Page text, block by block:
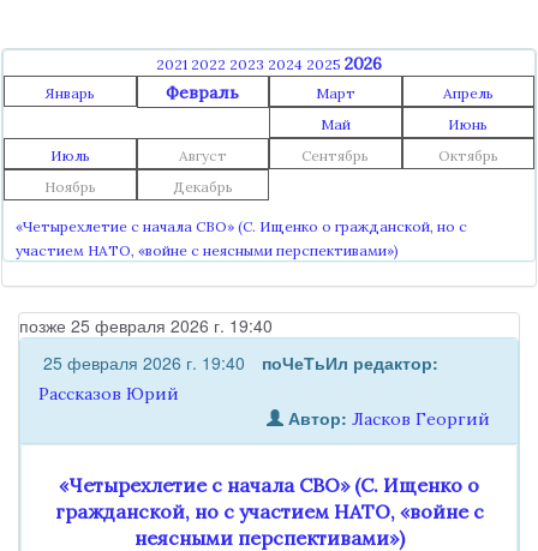
2021 2022 2023 2024 2025 2026
Январь Февраль Март
Апрель
Май
Июнь
Июль
Август Сентябрь
Октябрь
Ноябрь
Декабрь
«Четырехлетие с начала СВО» (С. Ищенко о гражданской, но с
участием НАТО, «войне с неясными перспективами»)
позже 25 февраля 2026 г. 19:40
25 февраля 2026 г. 19:40
поЧеТьИл редактор:
Рассказов Юрий
Автор: Ласков Георгий
«Четырехлетие с начала СВО» (С. Ищенко о
гражданской, но с участием НАТО, «войне с
неясными перспективами»)